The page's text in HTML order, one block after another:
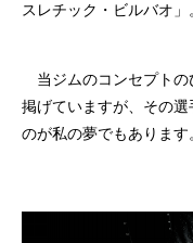
スレチック・ビルバオ」。
当ジムのコンセプトの
掲げていますが、その
のが私の夢でもあります。